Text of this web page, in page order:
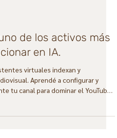
de los activos más
en IA.
virtuales indexan y
Aprendé a configurar y
infraestructura de conocimiento